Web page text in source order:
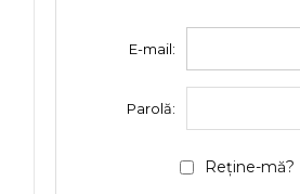
E-mail:
Parolă:
Reține-mă?